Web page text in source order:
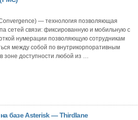
— технология позволяющая
сетей связи: фиксированную и мобильную с
нумерации позволяющую сотрудникам
между собой по внутрикорпоративным
зоне доступности любой из …
базе Asterisk — Thirdlane